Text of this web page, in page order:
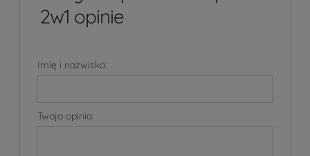
2w1 opinie
Imię i nazwisko:
Twoja opinia: